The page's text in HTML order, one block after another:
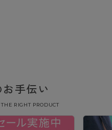
手伝い
RIGHT PRODUCT